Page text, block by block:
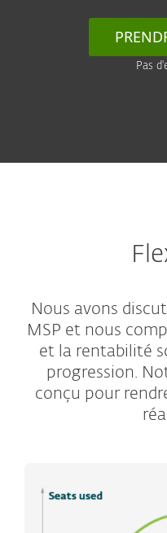
Pas
Nous avons
MSP et nous
et la rentabilité
progression.
conçu pour